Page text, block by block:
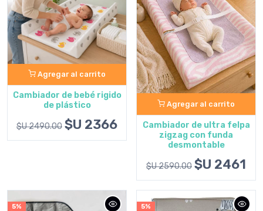
Agregar al carrito
Cambiador de bebé rigido
de plástico
$U 2490.00 $U 2366
Agregar al carrito
Cambiador de ultra felpa
zigzag con funda
desmontable
$U 2590.00 $U 2461
5% 5%